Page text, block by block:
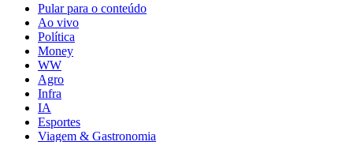
Pular para o conteúdo
Ao vivo
Política
Money
WW
Agro
Infra
IA
Esportes
Viagem & Gastronomia